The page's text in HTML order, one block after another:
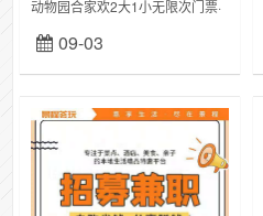
动物园合家欢2大1小无限次门票·
效期至2021.12.31），走进动物
王国、拥抱生态自然，一同来...
09-03